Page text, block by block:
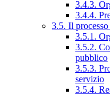
3.4.3.
3.4.4.
3.5. Il
3.5.1.
3.5.2.
pubblico
3.5.3.
servizio
3.5.4.